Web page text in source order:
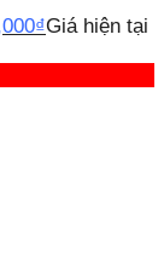
₫Giá hiện tại